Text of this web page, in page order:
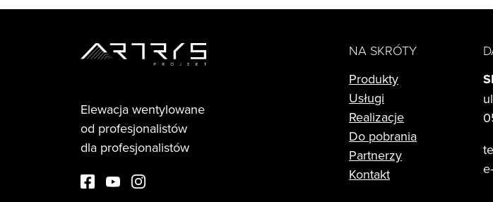
Elewacja wentylowane
od profesjonalistów
dla profesjonalistów
NA SKRÓTY
Produkty
Usługi
Realizacje
Do pobrania
Partnerzy
Kontakt